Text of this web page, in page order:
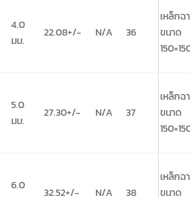
4.0
มม.
22.08+/- N/A 36
เหล็กฉ
ขนาด
5.0
มม.
27.30+/- N/A 37
เหล็กฉ
ขนาด
6.0
32.52+/- N/A 38
เหล็กฉ
ขนาด